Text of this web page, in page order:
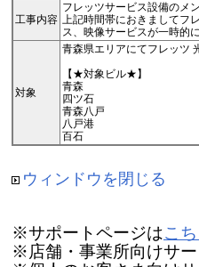
工事内容
フレッツサービス設備のメ
上記時間帯におきましてフ
ス、映像サービスが一時的
対象
青森県エリアにてフレッツ
【★対象ビル★】
青森
四ツ石
青森八戸
八戸港
百石
ウィンドウを閉じる
※サポートページはこ
※店舗・事業所向けサ